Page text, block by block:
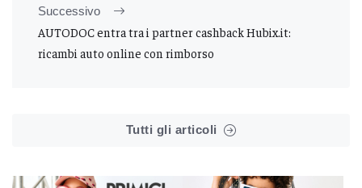
Successivo
AUTODOC entra tra i partner cashback Hubix.it:
ricambi auto online con rimborso
Tutti gli articoli